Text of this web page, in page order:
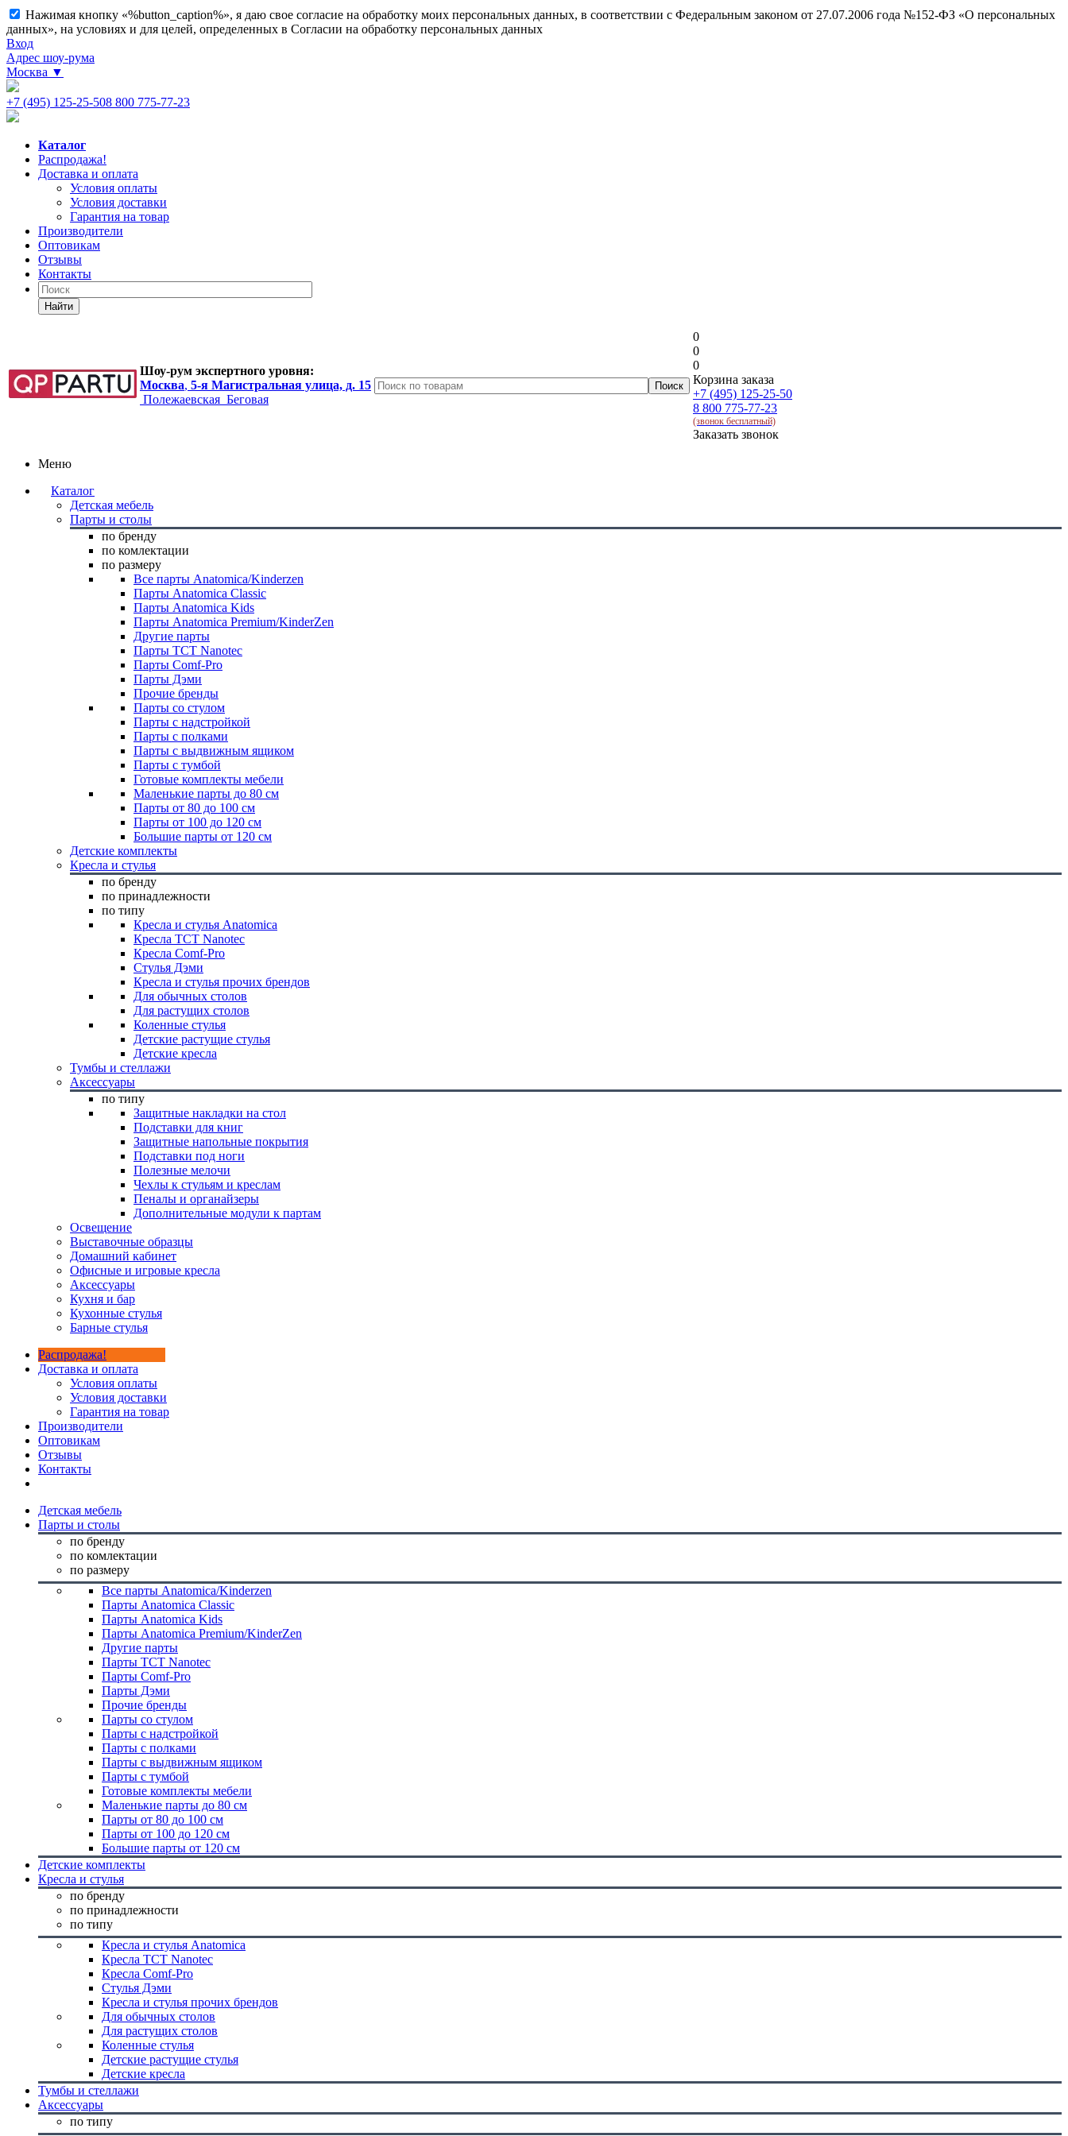
Нажимая кнопку «%button_caption%», я даю свое согласие на обработку моих персональных данных, в соответствии с Федеральным законом от 27.07.2006 года №152-ФЗ «О персональных
данных», на условиях и для целей, определенных в Согласии на обработку персональных данных
Вход
Адрес шоу-рума
Москва ▼
+7 (495) 125-25-508 800 775-77-23
Каталог
Распродажа!
Доставка и оплата
Условия оплаты
Условия доставки
Гарантия на товар
Производители
Оптовикам
Отзывы
Контакты
Найти
Шоу-рум экспертного уровня:
Москва, 5-я Магистральная улица, д. 15
Полежаевская Беговая
0
0
0
Корзина заказа
+7 (495) 125-25-50
8 800 775-77-23
(звонок бесплатный)
Заказать звонок
Меню
Каталог
Детская мебель
Парты и столы
по бренду
по комлектации
по размеру
Все парты Anatomica/Kinderzen
Парты Anatomica Classic
Парты Anatomica Kids
Парты Anatomica Premium/KinderZen
Другие парты
Парты TCT Nanotec
Парты Comf-Pro
Парты Дэми
Прочие бренды
Парты со стулом
Парты с надстройкой
Парты с полками
Парты с выдвижным ящиком
Парты с тумбой
Готовые комплекты мебели
Маленькие парты до 80 см
Парты от 80 до 100 см
Парты от 100 до 120 см
Большие парты от 120 см
Детские комплекты
Кресла и стулья
по бренду
по принадлежности
по типу
Кресла и стулья Anatomica
Кресла TCT Nanotec
Кресла Comf-Pro
Стулья Дэми
Кресла и стулья прочих брендов
Для обычных столов
Для растущих столов
Коленные стулья
Детские растущие стулья
Детские кресла
Тумбы и стеллажи
Аксессуары
по типу
Защитные накладки на стол
Подставки для книг
Защитные напольные покрытия
Подставки под ноги
Полезные мелочи
Чехлы к стульям и креслам
Пеналы и органайзеры
Дополнительные модули к партам
Освещение
Выставочные образцы
Домашний кабинет
Офисные и игровые кресла
Аксессуары
Кухня и бар
Кухонные стулья
Барные стулья
Распродажа!
Доставка и оплата
Условия оплаты
Условия доставки
Гарантия на товар
Производители
Оптовикам
Отзывы
Контакты
Детская мебель
Парты и столы
по бренду
по комлектации
по размеру
Все парты Anatomica/Kinderzen
Парты Anatomica Classic
Парты Anatomica Kids
Парты Anatomica Premium/KinderZen
Другие парты
Парты TCT Nanotec
Парты Comf-Pro
Парты Дэми
Прочие бренды
Парты со стулом
Парты с надстройкой
Парты с полками
Парты с выдвижным ящиком
Парты с тумбой
Готовые комплекты мебели
Маленькие парты до 80 см
Парты от 80 до 100 см
Парты от 100 до 120 см
Большие парты от 120 см
Детские комплекты
Кресла и стулья
по бренду
по принадлежности
по типу
Кресла и стулья Anatomica
Кресла TCT Nanotec
Кресла Comf-Pro
Стулья Дэми
Кресла и стулья прочих брендов
Для обычных столов
Для растущих столов
Коленные стулья
Детские растущие стулья
Детские кресла
Тумбы и стеллажи
Аксессуары
по типу